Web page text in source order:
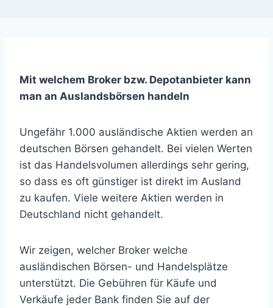
Mit welchem Broker bzw. Depotanbieter kann
man an Auslandsbörsen handeln
Ungefähr 1.000 ausländische Aktien werden an
deutschen Börsen gehandelt. Bei vielen Werten
ist das Handelsvolumen allerdings sehr gering,
so dass es oft günstiger ist direkt im Ausland
zu kaufen. Viele weitere Aktien werden in
Deutschland nicht gehandelt.
Wir zeigen, welcher Broker welche
ausländischen Börsen- und Handelsplätze
unterstützt. Die Gebühren für Käufe und
Verkäufe jeder Bank finden Sie auf der